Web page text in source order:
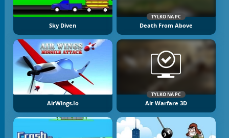
Sky Diven
TYLKO NA PC
Death From Above
AirWings.io
TYLKO NA PC
Air Warfare 3D